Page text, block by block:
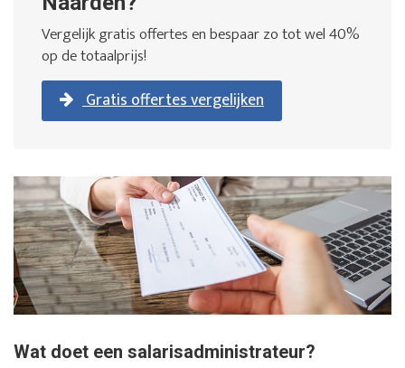
Vergelijk gratis offertes en bespaar zo tot wel 40%
op de totaalprijs!
Gratis offertes vergelijken
Wat doet een salarisadministrateur?